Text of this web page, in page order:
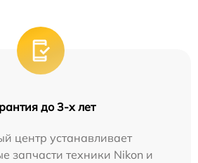
до 3-х лет
центр устанавливает
запчасти техники Nikon и